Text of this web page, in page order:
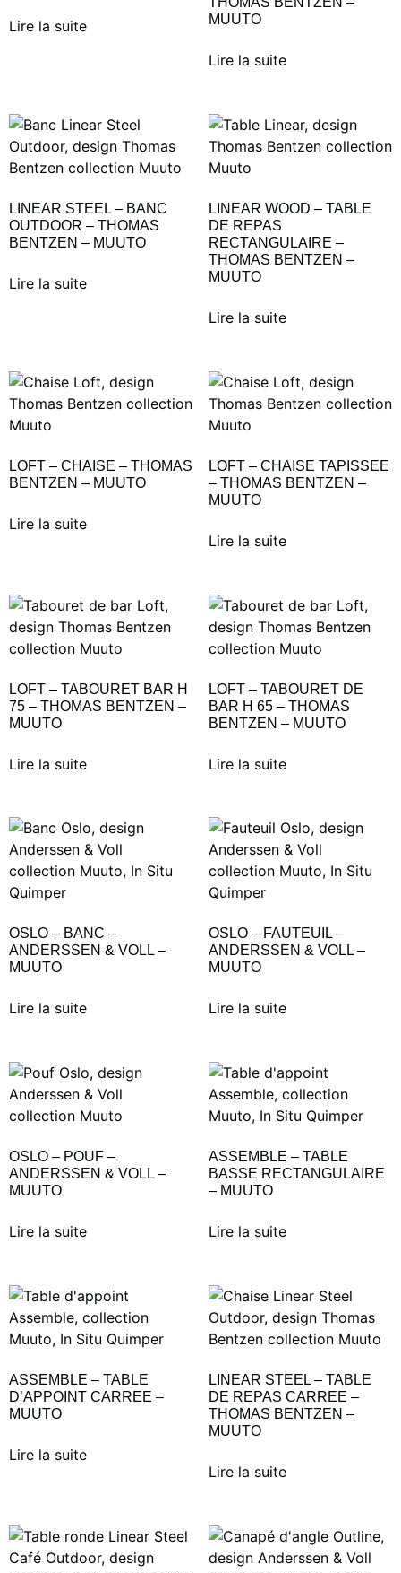
Lire la suite
MUUTO
Lire la suite
LINEAR STEEL – BANC
OUTDOOR – THOMAS
BENTZEN – MUUTO
Lire la suite
LINEAR WOOD – TABLE
DE REPAS
RECTANGULAIRE –
THOMAS BENTZEN –
MUUTO
Lire la suite
LOFT – CHAISE – THOMAS
BENTZEN – MUUTO
Lire la suite
LOFT – CHAISE TAPISSEE
– THOMAS BENTZEN –
MUUTO
Lire la suite
LOFT – TABOURET BAR H
75 – THOMAS BENTZEN –
MUUTO
Lire la suite
LOFT – TABOURET DE
BAR H 65 – THOMAS
BENTZEN – MUUTO
Lire la suite
OSLO – BANC –
ANDERSSEN & VOLL –
MUUTO
Lire la suite
OSLO – FAUTEUIL –
ANDERSSEN & VOLL –
MUUTO
Lire la suite
OSLO – POUF –
ANDERSSEN & VOLL –
MUUTO
Lire la suite
ASSEMBLE – TABLE
BASSE RECTANGULAIRE
– MUUTO
Lire la suite
ASSEMBLE – TABLE
D’APPOINT CARREE –
MUUTO
Lire la suite
LINEAR STEEL – TABLE
DE REPAS CARREE –
THOMAS BENTZEN –
MUUTO
Lire la suite